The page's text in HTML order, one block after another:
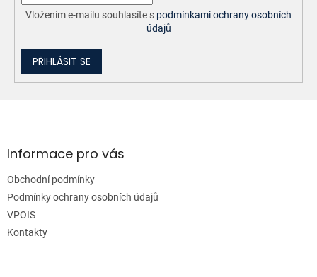
i
s
u
Vložením e-mailu souhlasíte s podmínkami ochrany osobních
údajů
PŘIHLÁSIT SE
aInformace pro vás
Obchodní podmínky
Podmínky ochrany osobních údajů
VPOIS
Kontakty